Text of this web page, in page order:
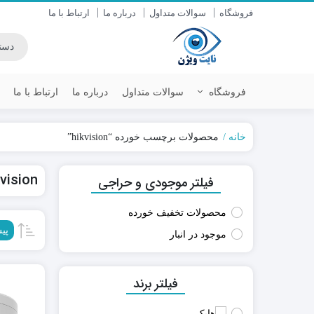
فروشگاه سوالات متداول درباره ما ارتباط با ما
فروشگاه
یونی ویو UNV
آیمو IMOU
دستگاه DVR / NVR
سایان (SAYAN)
سوالات متداول درباره ما ارتباط با ما
خانه محصولات برچسب خورده “hikvision”
فیلتر موجودی و حراجی
محصولات تخفیف خورده
موجود در انبار
فیلتر برند